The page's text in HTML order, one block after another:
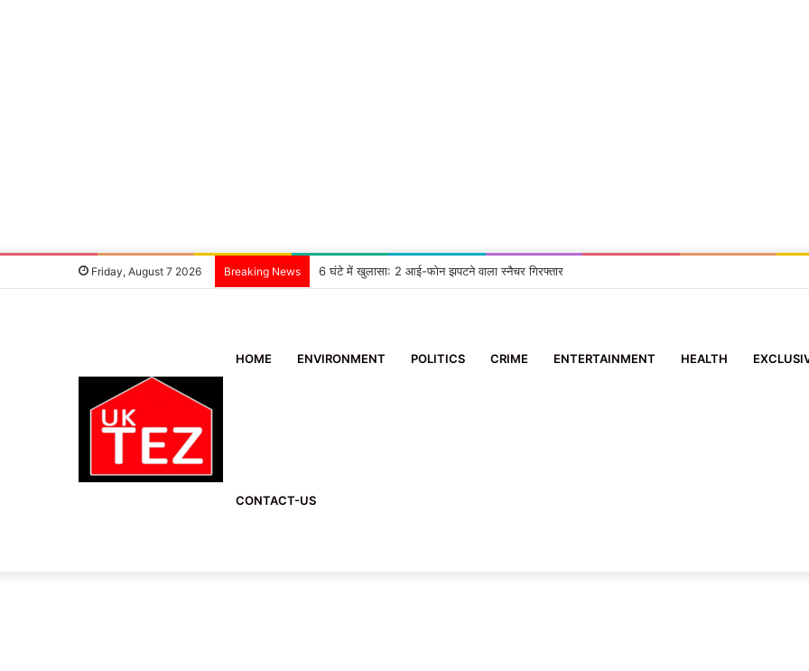
Friday, August 7 2026 Breaking News भानियावाला में आयोजित स्वैच्छिक रक्तदान शिविर में 41 रक्तवीरों ने किया रक्तदान
HOME ENVIRONMENT POLITICS CRIME ENTERTAINMENT HEALTH
CONTACT-US